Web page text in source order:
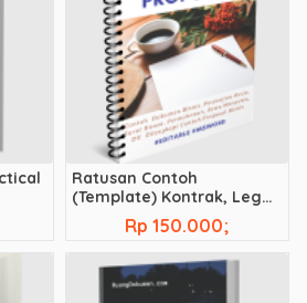
Ratusan Contoh
(Template) Kontrak, Legal,
Akad, Perjanjian Bisnis, dll
Rp 150.000;